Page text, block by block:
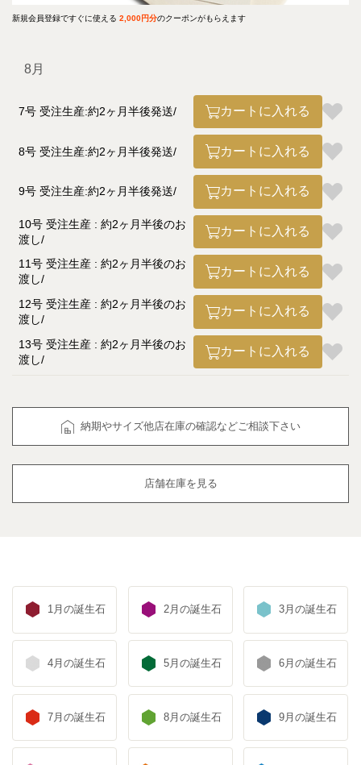
新規会員登録ですぐに使える 2,000円分のクーポンがもらえます
8月
7号 受注生産:約2ヶ月半後発送 カートに入れる
8号 受注生産:約2ヶ月半後発送 カートに入れる
9号 受注生産:約2ヶ月半後発送 カートに入れる
10号 受注生産 : 約2ヶ月半後のお
渡し
カートに入れる
11号 受注生産 : 約2ヶ月半後のお
渡し
カートに入れる
12号 受注生産 : 約2ヶ月半後のお
渡し
カートに入れる
13号 受注生産 : 約2ヶ月半後のお
渡し
カートに入れる
納期やサイズ他店在庫の確認などご相談下さい
店舗在庫を見る
1月の誕生石 2月の誕生石 3月の誕生石
4月の誕生石 5月の誕生石 6月の誕生石
7月の誕生石 8月の誕生石 9月の誕生石